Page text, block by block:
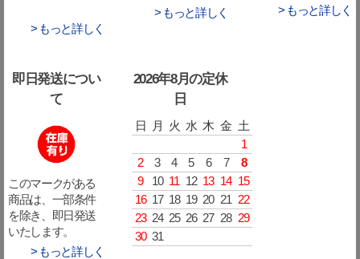
> もっと詳しく
> もっと詳しく
> もっと詳しく
即日発送につい
て
このマークがある
商品は、一部条件
を除き、即日発送
いたします。
> もっと詳しく
2026年8月の定休
日
日 月 火 水 木 金 土
1
2
3 4 5 6 7
8
9
10 11 12 13 14 15
16 17 18 19 20 21 22
23 24 25 26 27 28 29
30 31